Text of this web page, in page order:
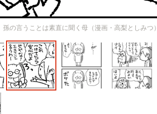
孫の言うことは素直に聞く母（漫画・高梨としみつ）